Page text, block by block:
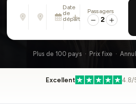
Adresse, aéroport, hôtel, ...
Adresse, aéroport, hôtel, ...
Date
de
départ
Mer. 12 Août · 13:45
ajouter retour
Passagers
2
Plus de 100 pays · Prix fixe ·
Excellent 4.8/